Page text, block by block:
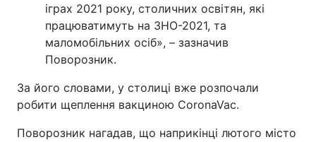
іграх 2021 року, столичних освітян, які
працюватимуть на ЗНО-2021, та
маломобільних осіб», – зазначив
Поворозник.
За його словами, у столиці вже розпочали
робити щеплення вакциною CoronaVac.
Поворозник нагадав, що наприкінці лютого місто